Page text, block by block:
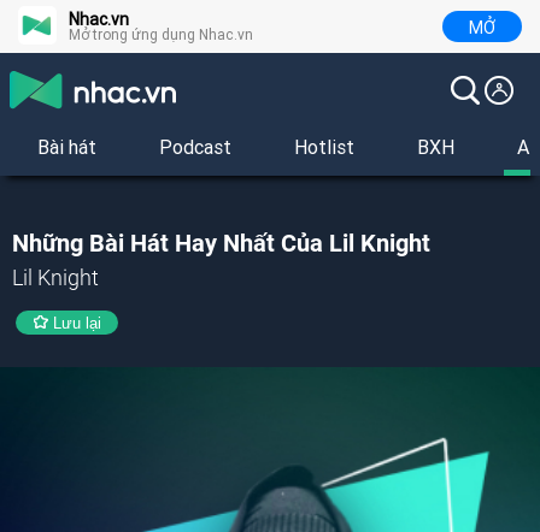
Nhac.vn
Mở trong ứng dụng Nhac.vn MỞ
Bài hát Podcast Hotlist BXH
Những Bài Hát Hay Nhất Của Lil Knight
Lil Knight
Lưu lại